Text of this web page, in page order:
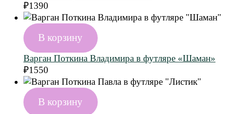
₽1390
В корзину
Варган Поткина Владимира в футляре «Шаман»
₽1550
В корзину